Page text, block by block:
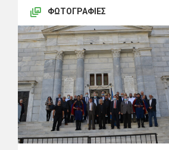
ΦΩΤΟΓΡΑΦΊΕΣ